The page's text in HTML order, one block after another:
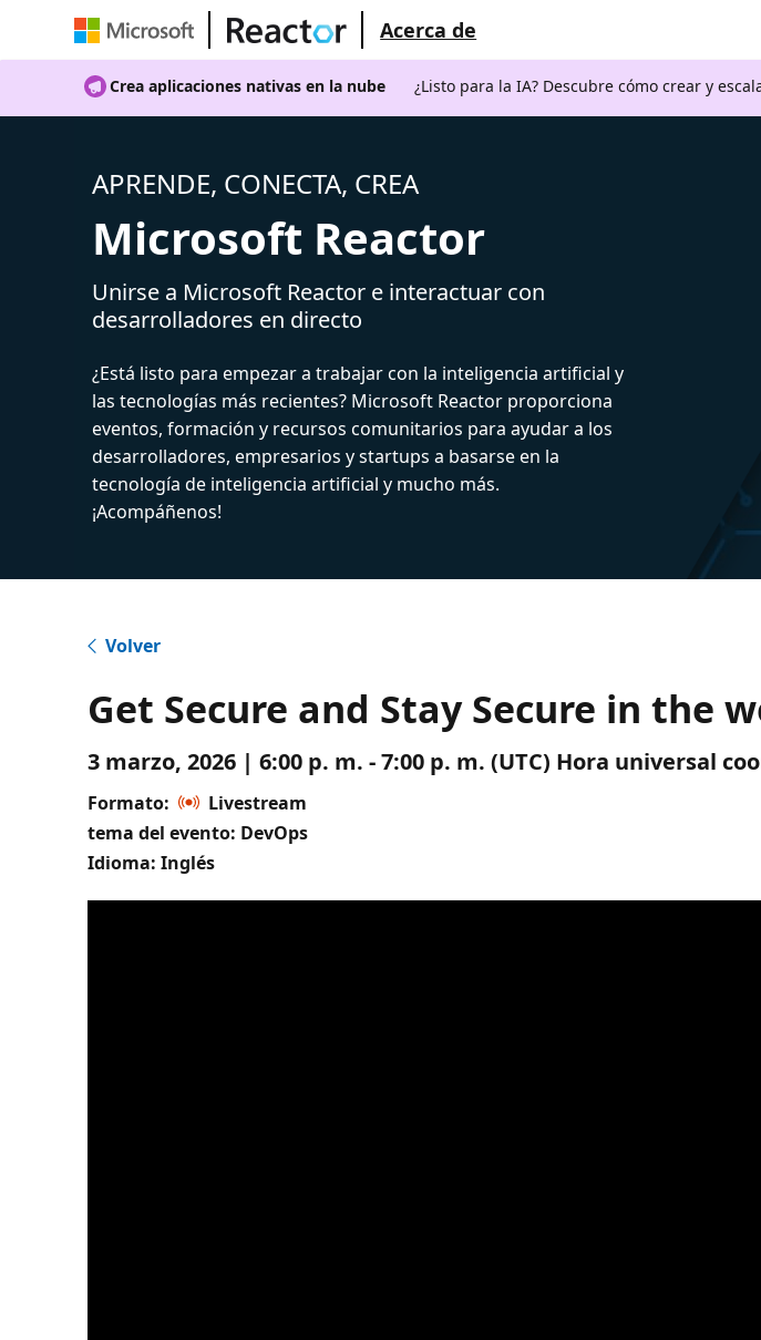
Acerca de
Crea aplicaciones nativas en la nube ¿Listo para la IA? Descubre cómo crear y
APRENDE, CONECTA, CREA
Microsoft Reactor
Unirse a Microsoft Reactor e interactuar con
desarrolladores en directo
¿Está listo para empezar a trabajar con la inteligencia artificial y
las tecnologías más recientes? Microsoft Reactor proporciona
eventos, formación y recursos comunitarios para ayudar a los
desarrolladores, empresarios y startups a basarse en la
tecnología de inteligencia artificial y mucho más.
¡Acompáñenos!
Volver
Get Secure and Stay Secure in the
3 marzo, 2026 | 6:00 p. m. - 7:00 p. m. (UTC) Hora universal
Formato:
Livestream
tema del evento: DevOps
Idioma: Inglés